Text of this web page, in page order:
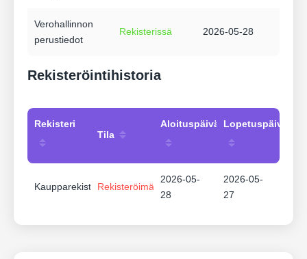
Verohallinnon
perustiedot
Rekisterissä 2026-05-28
Rekisteröintihistoria
Rekisteri
Tila
Aloituspäivämäärä
KaupparekisteriRekisteröimätön
2026-05-
28
2026-05-
27